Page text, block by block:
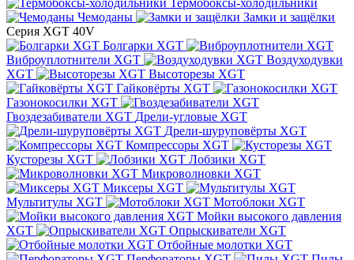
Термобоксы-холодильники
Чемоданы
Замки и защёлки
Серия XGT 40V
Болгарки XGT
Виброуплотнители XGT
Воздуходувки
XGT
Высоторезы XGT
Гайковёрты XGT
Газонокосилки XGT
Гвоздезабиватели XGT Дрели-угловые XGT
Дрели-шуруповёрты XGT
Компрессоры XGT
Кусторезы XGT
Лобзики XGT
Микроволновки XGT
Миксеры XGT
Мультитулы XGT
Мотоблоки XGT
Мойки высокого давления
XGT
Опрыскиватели XGT
Отбойные молотки XGT